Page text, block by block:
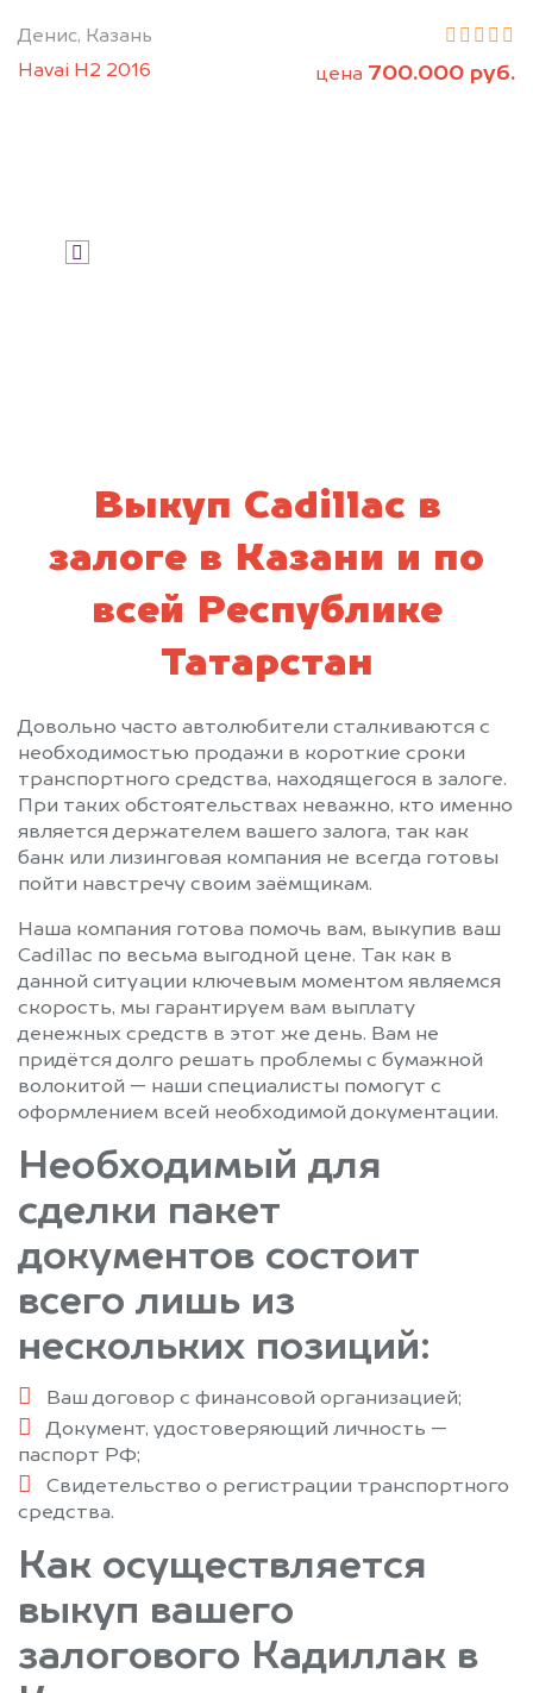
Денис, Казань
Havai H2 2016
цена 700.000 руб.
Выкуп Cadillac в
залоге в Казани и по
всей Республике
Татарстан
Довольно часто автолюбители сталкиваются с
необходимостью продажи в короткие сроки
транспортного средства, находящегося в залоге.
При таких обстоятельствах неважно, кто именно
является держателем вашего залога, так как
банк или лизинговая компания не всегда готовы
пойти навстречу своим заёмщикам.
Наша компания готова помочь вам, выкупив ваш
Cadillac по весьма выгодной цене. Так как в
данной ситуации ключевым моментом являемся
скорость, мы гарантируем вам выплату
денежных средств в этот же день. Вам не
придётся долго решать проблемы с бумажной
волокитой — наши специалисты помогут с
оформлением всей необходимой документации.
Необходимый для
сделки пакет
документов состоит
всего лишь из
нескольких позиций:
Ваш договор с финансовой организацией;
Документ, удостоверяющий личность —
паспорт РФ;
Свидетельство о регистрации транспортного
средства.
Как осуществляется
выкуп вашего
залогового Кадиллак в